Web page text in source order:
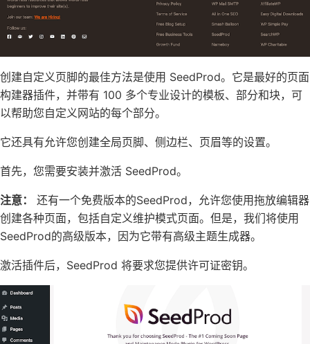
创建自定义页脚的最佳方法是使用 SeedProd。它是最好的页面
构建器插件，并带有 100 多个专业设计的模板、部分和块，可
以帮助您自定义网站的每个部分。
它还具有允许您创建全局页脚、侧边栏、页眉等的设置。
首先，您需要安装并激活 SeedProd。
注意： 还有一个免费版本的SeedProd，允许您使用拖放编辑器
创建各种页面，包括自定义维护模式页面。但是，我们将使用
SeedProd的高级版本，因为它带有高级主题生成器。
激活插件后，SeedProd 将要求您提供许可证密钥。